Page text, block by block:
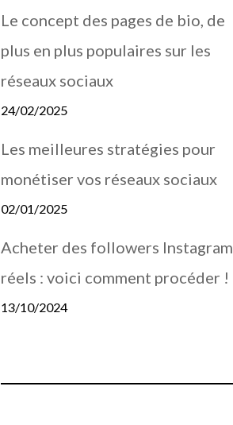
Le concept des pages de bio, de
plus en plus populaires sur les
réseaux sociaux
24/02/2025
Les meilleures stratégies pour
monétiser vos réseaux sociaux
02/01/2025
Acheter des followers Instagram
réels : voici comment procéder !
13/10/2024